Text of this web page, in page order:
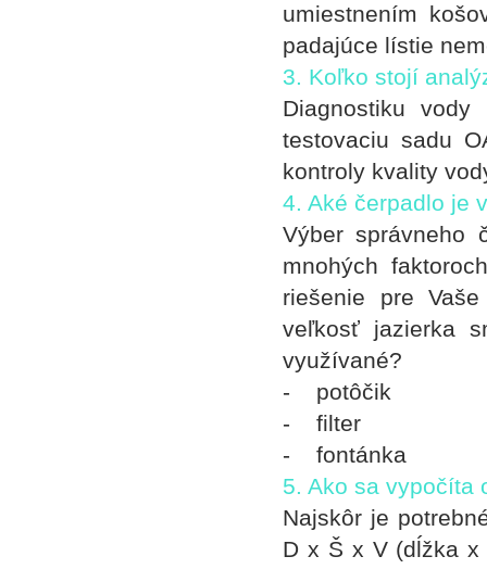
umiestnením
padajúce lístie
3. Koľko stojí
Diagnostiku
testovaciu sadu
kontroly kvality
4. Aké čerpadlo je
Výber správneho
mnohých
riešenie pre
veľkosť jazierka
využívané?
- potôčik
- filter
- fontánka
5. Ako sa vypočíta
Najskôr je
D x Š x V (dĺžka x